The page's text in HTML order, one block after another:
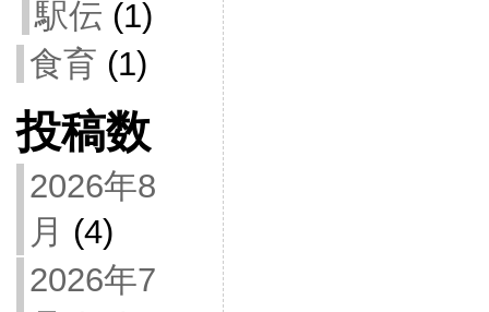
駅伝 (1)
食育 (1)
投稿数
2026年8
月 (4)
2026年7